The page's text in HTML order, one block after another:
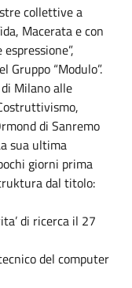
collettive a
Macerata e con
Gruppo “Modulo”.
Milano alle
di Sanremo
sua ultima
giorni prima
dal titolo:
di ricerca il 27
del computer